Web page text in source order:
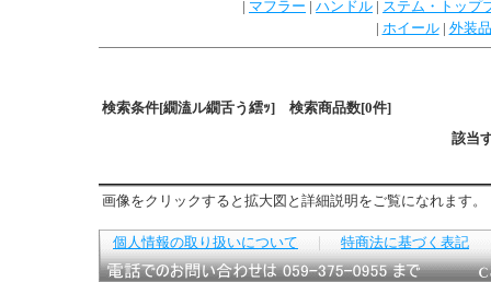
| マフラー | ハンドル | ステム・トップ
| ホイール| 外装品
検索条件[繝溘ル繝舌う繧ｯ] 検索商品数[0件]
該当
画像をクリックすると拡大図と詳細説明をご覧になれます。
個人情報の取り扱いについて 特商法に基づく表記